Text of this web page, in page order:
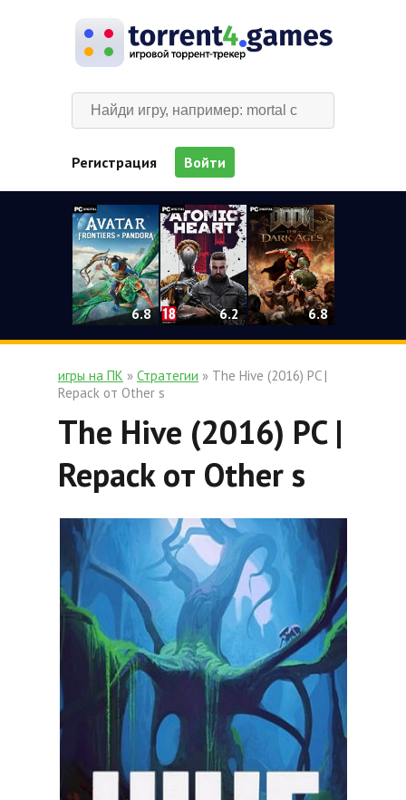
Регистрация Войти
6.8 6.2 6.8
игры на ПК » Стратегии » The Hive (2016) PC |
Repack от Other s
The Hive (2016) PC |
Repack от Other s